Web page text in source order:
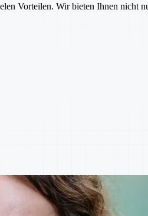
Vorteilen. Wir bieten Ihnen nicht